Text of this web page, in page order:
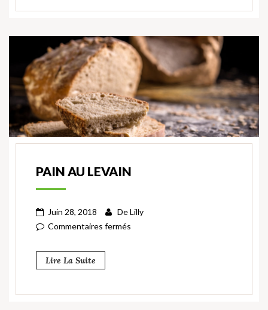
PAIN AU LEVAIN
Juin 28, 2018 DeLilly
Commentaires fermés
Lire La Suite